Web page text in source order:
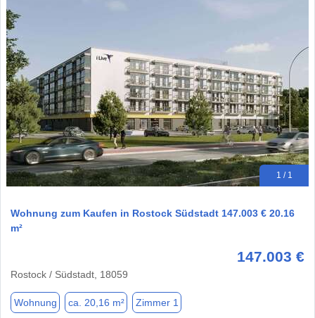
1 / 1
Wohnung zum Kaufen in Rostock Südstadt 147.003 € 20.16
m²
147.003 €
Rostock / Südstadt, 18059
Wohnung ca. 20,16 m² Zimmer 1